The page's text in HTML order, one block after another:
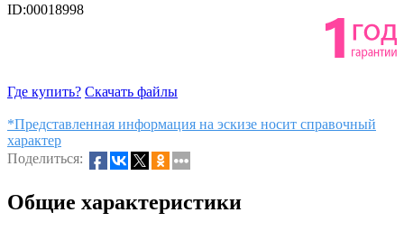
ID:00018998
Где купить? Скачать файлы
*Представленная информация на эскизе носит справочный
характер
Поделиться:
Общие характеристики